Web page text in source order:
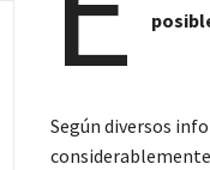
Según diversos